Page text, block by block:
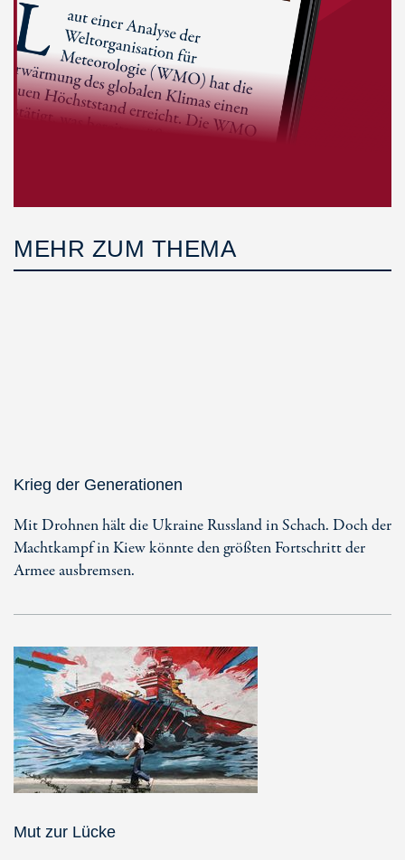
MEHR ZUM THEMA
Krieg der Generationen
Mit Drohnen hält die Ukraine Russland in Schach. Doch der
Machtkampf in Kiew könnte den größten Fortschritt der
Armee ausbremsen.
Mut zur Lücke